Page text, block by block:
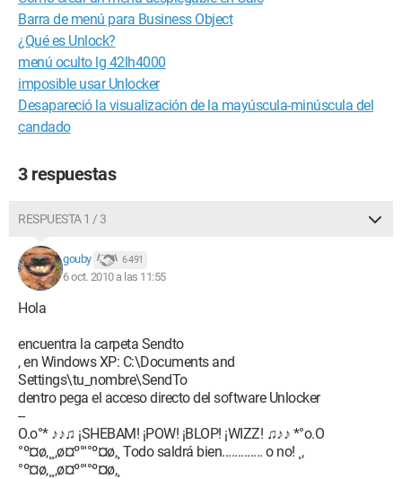
Barra de menú para Business Object
¿Qué es Unlock?
menú oculto lg 42lh4000
imposible usar Unlocker
Desapareció la visualización de la mayúscula-minúscula del
candado
3 respuestas
RESPUESTA 1 / 3
gouby 6 491
6 oct. 2010 a las 11:55
Hola
encuentra la carpeta Sendto
, en Windows XP: C:\Documents and
Settings\tu_nombre\SendTo
dentro pega el acceso directo del software Unlocker
--
O.o°* ♪♪♫ ¡SHEBAM! ¡POW! ¡BLOP! ¡WIZZ! ♫♪♪ *°o.O
°º¤ø,¸¸,ø¤º°'°º¤ø,¸ Todo saldrá bien............. o no! ¸,
°º¤ø,¸¸,ø¤º°'°º¤ø,¸